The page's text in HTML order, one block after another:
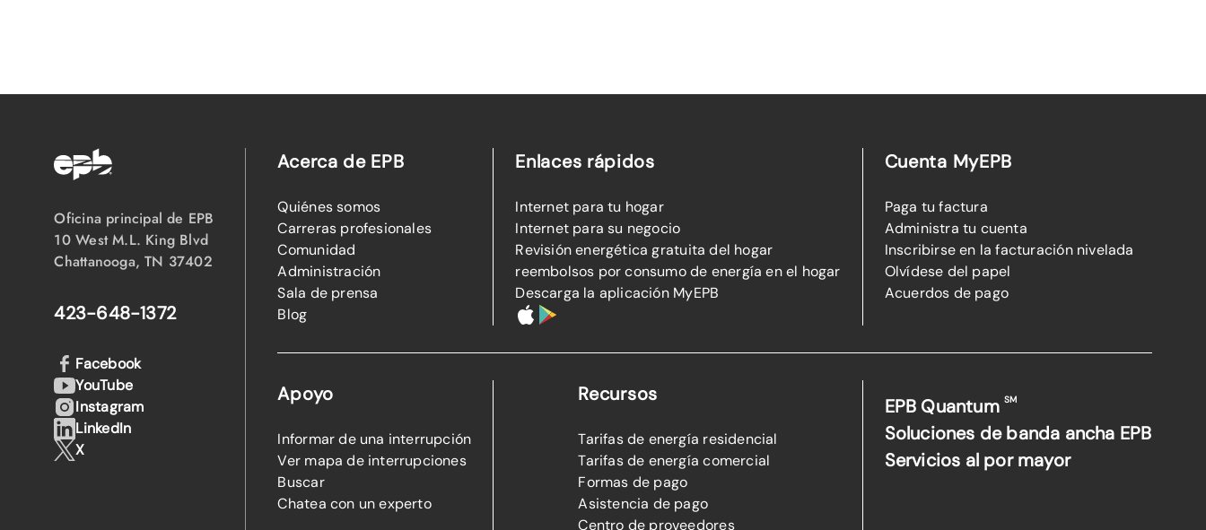
Oficina principal de EPB
10 West M.L. King Blvd
Chattanooga, TN 37402
423-648-1372
Acerca de EPB
Quiénes somos
Carreras profesionales
Comunidad
Administración
Sala de prensa
Blog
Enlaces rápidos
Internet para tu hogar
Internet para su negocio
Revisión energética gratuita del hogar
reembolsos por consumo de energía en el hogar
Descarga la aplicación MyEPB
Cuenta MyEPB
Paga tu factura
Administra tu cuenta
Inscribirse en la facturación nivelada
Olvídese del papel
Acuerdos de pago
Apoyo
Informar de una interrupción
Ver mapa de interrupciones
Buscar
Chatea con un experto
Recursos
Tarifas de energía residencial
Tarifas de energía comercial
Formas de pago
Asistencia de pago
Centro de proveedores
EPB QuantumSM
Soluciones de banda ancha EPB
Servicios al por mayor
Facebook
YouTube
Instagram
LinkedIn
X